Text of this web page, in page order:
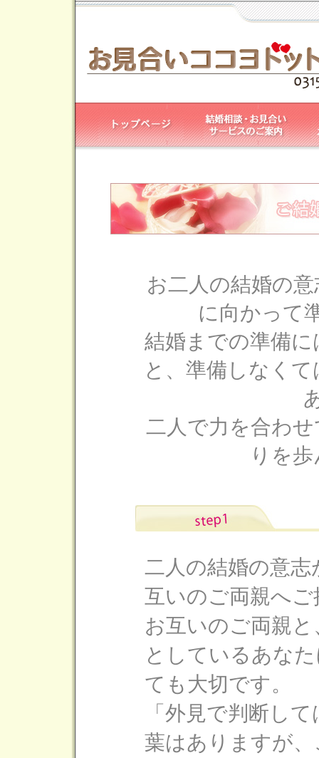
お二人の結婚の
に向かって
結婚までの準備
と、準備しなく
二人で力を合わ
りを
二人の結婚の意
互いのご両親へ
お互いのご両親
としているあな
ても大切です。
「外見で判断し
葉はありますが